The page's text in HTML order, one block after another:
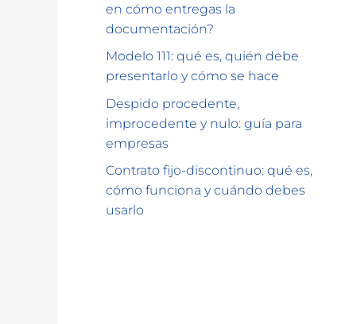
en cómo entregas la
documentación?
Modelo 111: qué es, quién debe
presentarlo y cómo se hace
Despido procedente,
improcedente y nulo: guía para
empresas
Contrato fijo-discontinuo: qué es,
cómo funciona y cuándo debes
usarlo